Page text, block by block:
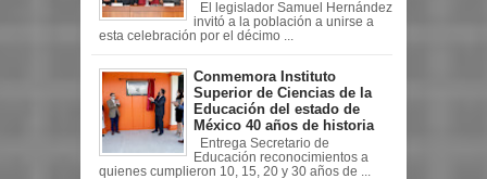
El legislador Samuel Hernández
invitó a la población a unirse a
esta celebración por el décimo ...
Conmemora Instituto
Superior de Ciencias de la
Educación del estado de
México 40 años de historia
Entrega Secretario de
Educación reconocimientos a
quienes cumplieron 10, 15, 20 y 30 años de ...